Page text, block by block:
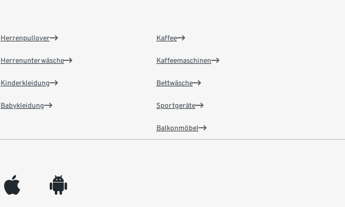
Herrenpullover
Herrenunterwäsche
Kinderkleidung
Babykleidung
Kaffee
Kaffeemaschinen
Bettwäsche
Sportgeräte
Balkonmöbel
appleinc android